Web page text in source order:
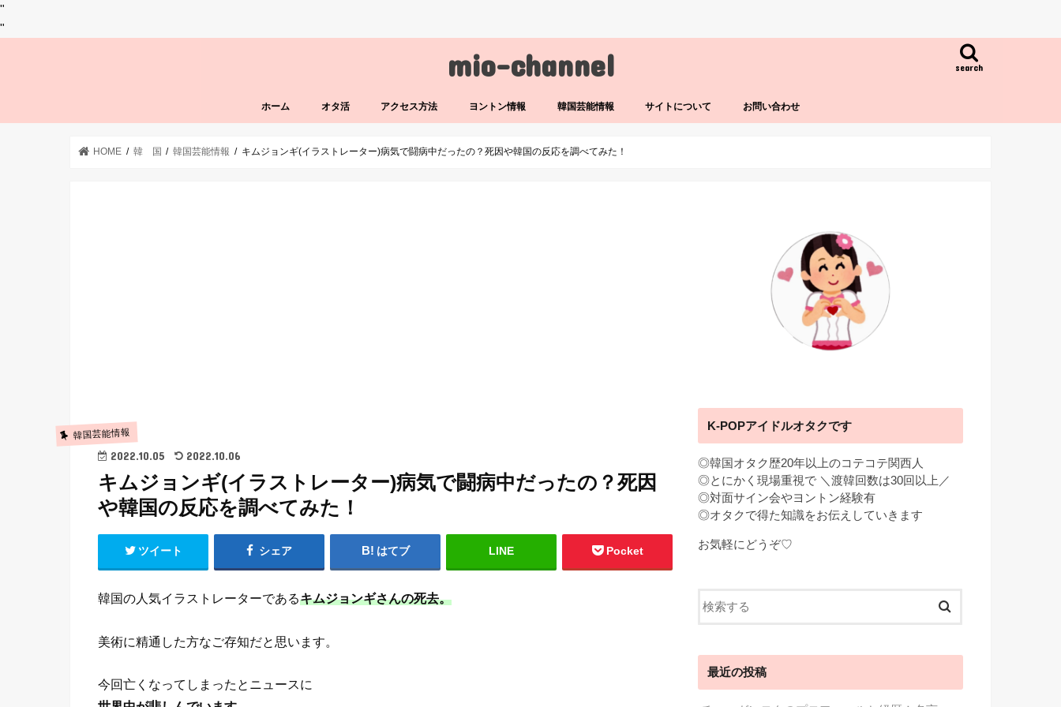
"
"
mio-channel search
ホーム オタ活 アクセス方法 ヨントン情報 韓国芸能情報 サイトについて お問い合わせ
HOME 韓 国 韓国芸能情報 キムジョンギ(イラストレーター)病気で闘病中だったの？死因や韓国の反応を調べてみた！
韓国芸能情報
2022.10.05 2022.10.06
キムジョンギ(イラストレーター)病気で闘病中だったの？死因
や韓国の反応を調べてみた！
ツイート シェア はてブ LINE Pocket
韓国の人気イラストレーターであるキムジョンギさんの死去。
美術に精通した方なご存知だと思います。
今回亡くなってしまったとニュースに
K-POPアイドルオタクです
◎韓国オタク歴20年以上のコテコテ関西人
◎とにかく現場重視で ＼渡韓回数は30回以上／
◎対面サイン会やヨントン経験有
◎オタクで得た知識をお伝えしていきます
お気軽にどうぞ♡
最近の投稿